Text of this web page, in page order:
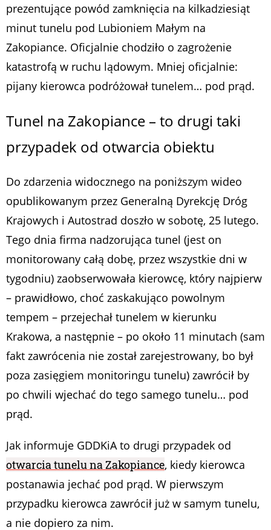
prezentujące powód zamknięcia na kilkadziesiąt
minut tunelu pod Lubioniem Małym na
Zakopiance. Oficjalnie chodziło o zagrożenie
katastrofą w ruchu lądowym. Mniej oficjalnie:
pijany kierowca podróżował tunelem… pod prąd.
Tunel na Zakopiance – to drugi taki
przypadek od otwarcia obiektu
Do zdarzenia widocznego na poniższym wideo
opublikowanym przez Generalną Dyrekcję Dróg
Krajowych i Autostrad doszło w sobotę, 25 lutego.
Tego dnia firma nadzorująca tunel (jest on
monitorowany całą dobę, przez wszystkie dni w
tygodniu) zaobserwowała kierowcę, który najpierw
– prawidłowo, choć zaskakująco powolnym
tempem – przejechał tunelem w kierunku
Krakowa, a następnie – po około 11 minutach (sam
fakt zawrócenia nie został zarejestrowany, bo był
poza zasięgiem monitoringu tunelu) zawrócił by
po chwili wjechać do tego samego tunelu… pod
prąd.
Jak informuje GDDKiA to drugi przypadek od
otwarcia tunelu na Zakopiance, kiedy kierowca
postanawia jechać pod prąd. W pierwszym
przypadku kierowca zawrócił już w samym tunelu,
a nie dopiero za nim.